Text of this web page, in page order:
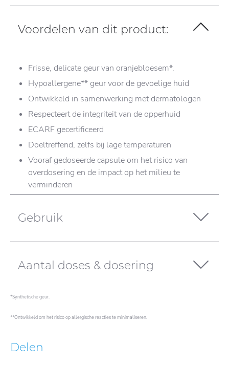
Voordelen van dit product:
Frisse, delicate geur van oranjebloesem*.
Hypoallergene** geur voor de gevoelige huid
Ontwikkeld in samenwerking met dermatologen
Respecteert de integriteit van de opperhuid
ECARF gecertificeerd
Doeltreffend, zelfs bij lage temperaturen
Vooraf gedoseerde capsule om het risico van
overdosering en de impact op het milieu te
verminderen
Gebruik
Aantal doses & dosering
*Synthetische geur.
**Ontwikkeld om het risico op allergische reacties te minimaliseren.
Delen